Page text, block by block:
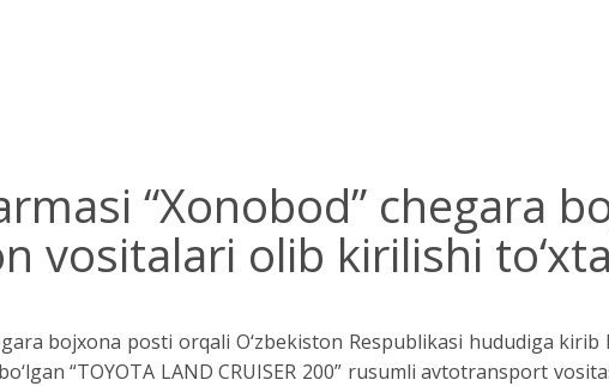
“Xonobod” chegara
vositalari olib kirilishi
bojxona posti orqali O‘zbekiston Respublikasi hududiga kirib
“TOYOTA LAND CRUISER 200” rusumli avtotransport